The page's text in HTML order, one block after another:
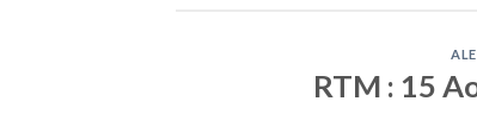
RTM : 15